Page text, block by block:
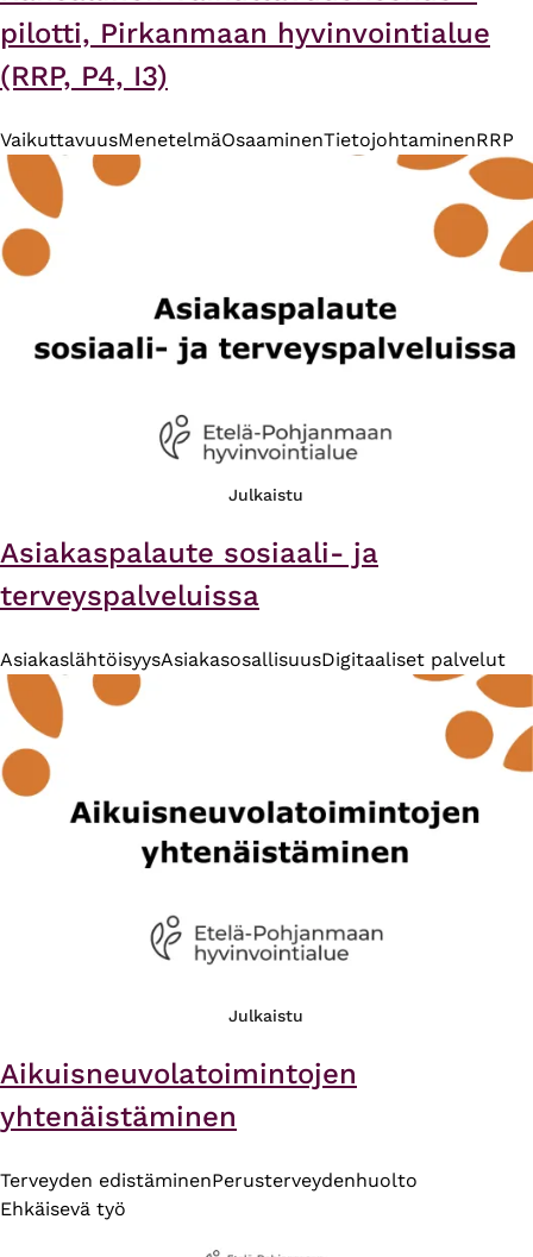
pilotti, Pirkanmaan hyvinvointialue
(RRP, P4, I3)
VaikuttavuusMenetelmäOsaaminenTietojohtaminenRRP
Julkaistu
Asiakaspalaute sosiaali- ja
terveyspalveluissa
AsiakaslähtöisyysAsiakasosallisuusDigitaaliset palvelut
Julkaistu
Aikuisneuvolatoimintojen
yhtenäistäminen
Terveyden edistäminenPerusterveydenhuolto
Ehkäisevä työ